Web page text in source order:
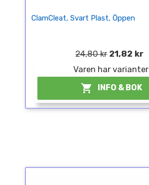
ClamCleat, Svart Plast, Öppen
24,80 kr 21,82 kr
Varen har varianter
 INFO & BOK